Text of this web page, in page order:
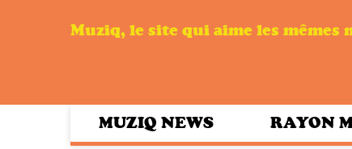
Muziq, le site qui aime les mêmes
MUZIQ NEWS RAYON